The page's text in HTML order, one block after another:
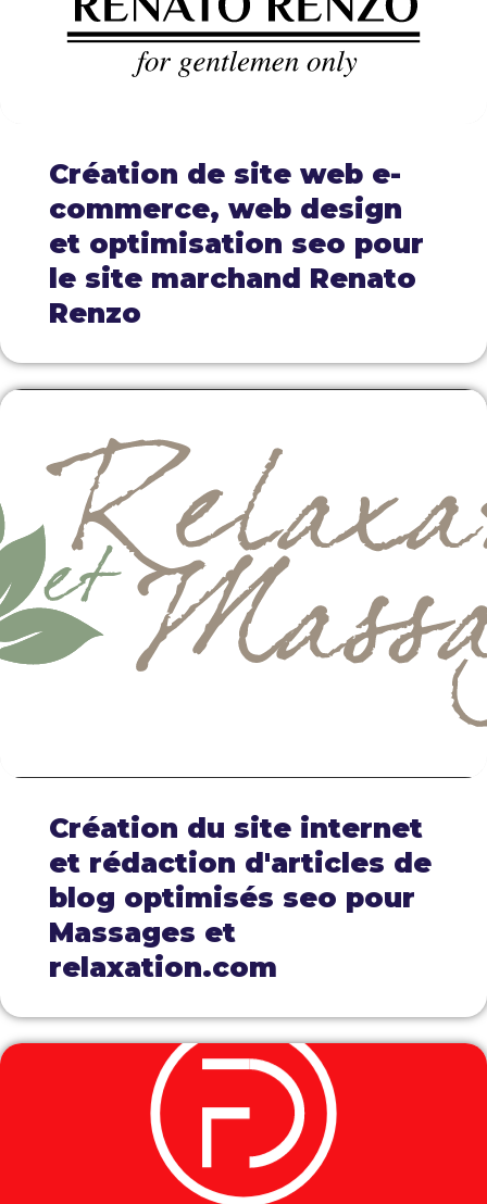
Création de site web e-
commerce, web design
et optimisation seo pour
le site marchand Renato
Renzo
Création du site internet
et rédaction d'articles de
blog optimisés seo pour
Massages et
relaxation.com